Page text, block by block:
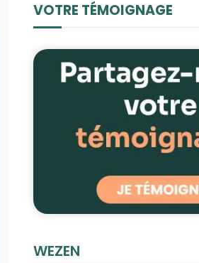
VOTRE TÉMOIGNAGE
WEZEN